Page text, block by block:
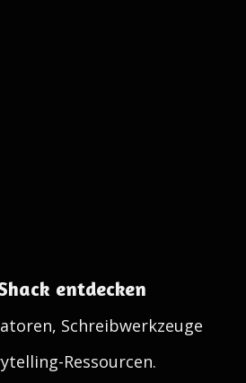
entdecken
Schreibwerkzeuge
Ressourcen.